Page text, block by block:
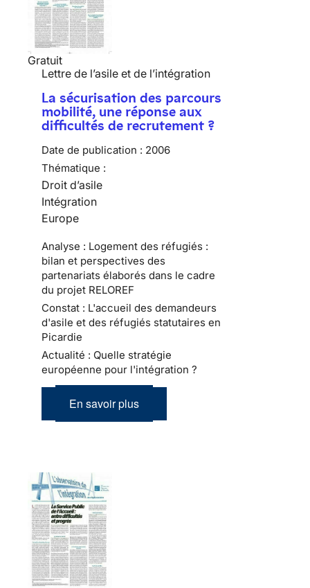
Gratuit
Lettre de l’asile et de l’intégration
La sécurisation des parcours
mobilité, une réponse aux
difficultés de recrutement ?
Date de publication : 2006
Thématique :
Droit d’asile
Intégration
Europe
Analyse : Logement des réfugiés :
bilan et perspectives des
partenariats élaborés dans le cadre
du projet RELOREF
Constat : L'accueil des demandeurs
d'asile et des réfugiés statutaires en
Picardie
Actualité : Quelle stratégie
européenne pour l'intégration ?
En savoir plus